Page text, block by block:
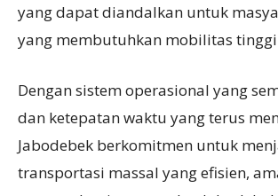
yang dapat diandalkan untuk
yang membutuhkan mobilitas
Dengan sistem operasional yang
dan ketepatan waktu yang terus
Jabodebek berkomitmen untuk
transportasi massal yang efisien,